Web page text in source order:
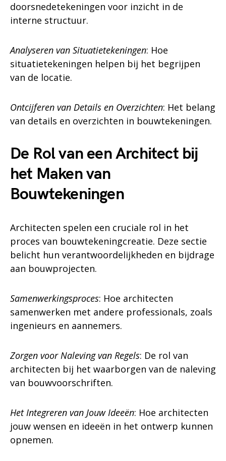
doorsnedetekeningen voor inzicht in de
interne structuur.
Analyseren van Situatietekeningen: Hoe
situatietekeningen helpen bij het begrijpen
van de locatie.
Ontcijferen van Details en Overzichten: Het belang
van details en overzichten in bouwtekeningen.
De Rol van een Architect bij
het Maken van
Bouwtekeningen
Architecten spelen een cruciale rol in het
proces van bouwtekeningcreatie. Deze sectie
belicht hun verantwoordelijkheden en bijdrage
aan bouwprojecten.
Samenwerkingsproces: Hoe architecten
samenwerken met andere professionals, zoals
ingenieurs en aannemers.
Zorgen voor Naleving van Regels: De rol van
architecten bij het waarborgen van de naleving
van bouwvoorschriften.
Het Integreren van Jouw Ideeën: Hoe architecten
jouw wensen en ideeën in het ontwerp kunnen
opnemen.